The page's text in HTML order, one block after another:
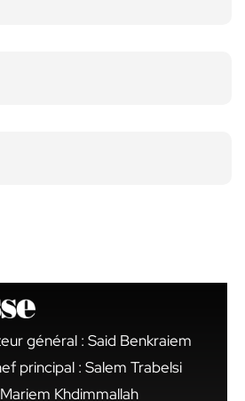
général : Said Benkraiem
principal : Salem Trabelsi
Khdimmallah